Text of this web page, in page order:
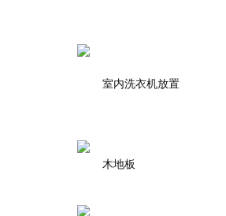
室内洗衣机放置
木地板